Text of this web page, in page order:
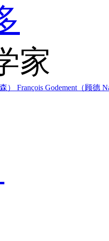
家
） François Godement（顾德